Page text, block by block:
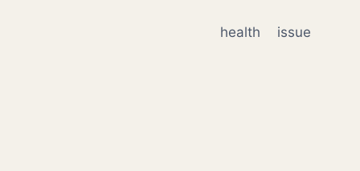
health issue